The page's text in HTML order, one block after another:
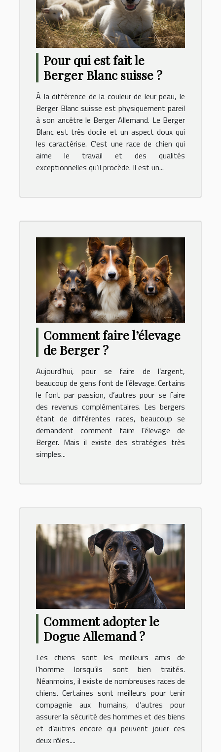
Pour qui est fait le
Berger Blanc suisse ?
À la différence de la couleur de leur peau, le
Berger Blanc suisse est physiquement pareil
à son ancêtre le Berger Allemand. Le Berger
Blanc est très docile et un aspect doux qui
les caractérise. C’est une race de chien qui
aime le travail et des qualités
exceptionnelles qu’il procède. Il est un...
Comment faire l’élevage
de Berger ?
Aujourd’hui, pour se faire de l’argent,
beaucoup de gens font de l’élevage. Certains
le font par passion, d’autres pour se faire
des revenus complémentaires. Les bergers
étant de différentes races, beaucoup se
demandent comment faire l’élevage de
Berger. Mais il existe des stratégies très
simples...
Comment adopter le
Dogue Allemand ?
Les chiens sont les meilleurs amis de
l’homme lorsqu’ils sont bien traités.
Néanmoins, il existe de nombreuses races de
chiens. Certaines sont meilleurs pour tenir
compagnie aux humains, d’autres pour
assurer la sécurité des hommes et des biens
et d’autres encore qui peuvent jouer ces
deux rôles....